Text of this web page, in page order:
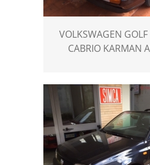
VOLKSWAGEN
CABRIO KARMAN